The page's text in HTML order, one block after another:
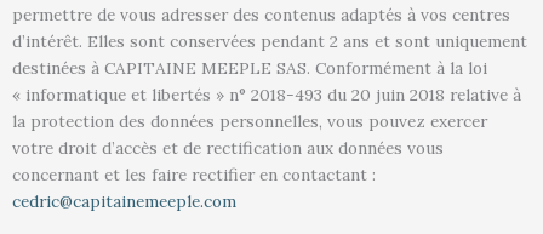
permettre de vous adresser des contenus adaptés à vos centres
d’intérêt. Elles sont conservées pendant 2 ans et sont uniquement
destinées à CAPITAINE MEEPLE SAS. Conformément à la loi
« informatique et libertés » n° 2018-493 du 20 juin 2018 relative à
la protection des données personnelles, vous pouvez exercer
votre droit d’accès et de rectification aux données vous
concernant et les faire rectifier en contactant :
cedric@capitainemeeple.com